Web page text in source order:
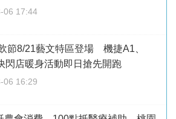
06 17:44
節8/21藝文特區登場 機捷A1、
閃店暖身活動即日搶先開跑
06 16:29